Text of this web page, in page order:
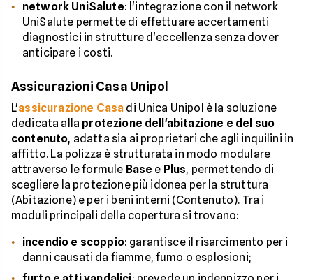
network UniSalute: l'integrazione con il network
UniSalute permette di effettuare accertamenti
diagnostici in strutture d'eccellenza senza dover
anticipare i costi.
Assicurazioni Casa Unipol
L'assicurazione Casa di Unica Unipol è la soluzione
dedicata alla protezione dell'abitazione e del suo
contenuto, adatta sia ai proprietari che agli inquilini in
affitto. La polizza è strutturata in modo modulare
attraverso le formule Base e Plus, permettendo di
scegliere la protezione più idonea per la struttura
(Abitazione) e per i beni interni (Contenuto). Tra i
moduli principali della copertura si trovano:
incendio e scoppio: garantisce il risarcimento per i
danni causati da fiamme, fumo o esplosioni;